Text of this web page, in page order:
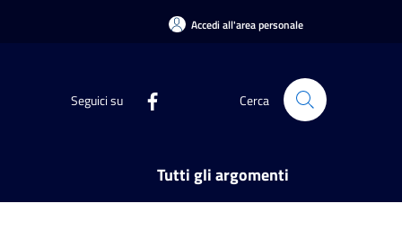
Accedi all'area personale
Seguici su Cerca
Tutti gli argomenti